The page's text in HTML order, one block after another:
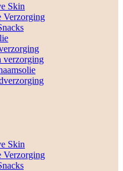
Skin
Verzorging
verzorging
Skin
Verzorging